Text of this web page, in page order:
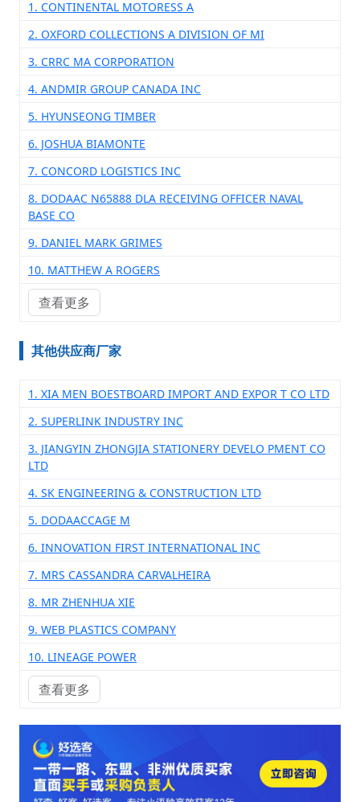
1. CONTINENTAL MOTORESS A
2. OXFORD COLLECTIONS A DIVISION OF MI
3. CRRC MA CORPORATION
4. ANDMIR GROUP CANADA INC
5. HYUNSEONG TIMBER
6. JOSHUA BIAMONTE
7. CONCORD LOGISTICS INC
8. DODAAC N65888 DLA RECEIVING OFFICER NAVAL
BASE CO
9. DANIEL MARK GRIMES
10. MATTHEW A ROGERS
查看更多
其他供应商厂家
1. XIA MEN BOESTBOARD IMPORT AND EXPOR T CO LTD
2. SUPERLINK INDUSTRY INC
3. JIANGYIN ZHONGJIA STATIONERY DEVELO PMENT CO
LTD
4. SK ENGINEERING & CONSTRUCTION LTD
5. DODAACCAGE M
6. INNOVATION FIRST INTERNATIONAL INC
7. MRS CASSANDRA CARVALHEIRA
8. MR ZHENHUA XIE
9. WEB PLASTICS COMPANY
10. LINEAGE POWER
查看更多